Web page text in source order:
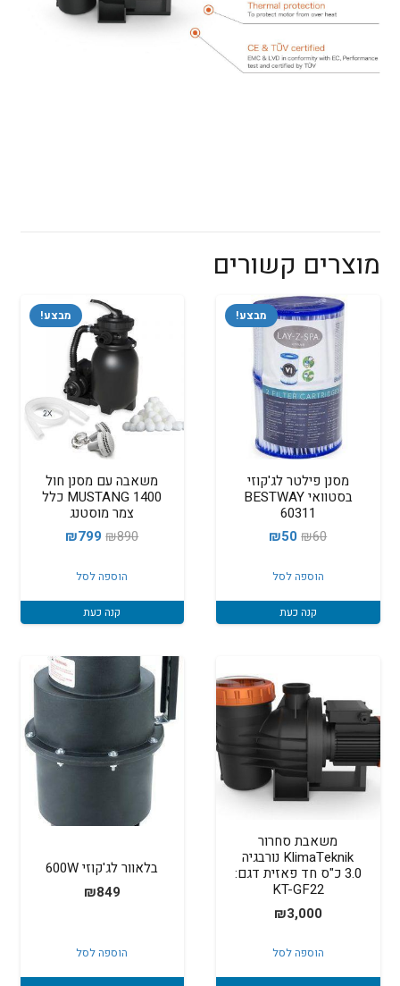
מוצרים קשורים
מבצע!
מסנן פילטר לג'קוזי
בסטוואי BESTWAY
60311
₪60
המחיר
היה:
₪60.
₪50
המחיר
₪50.
הוספה לסל
קנה כעת
מבצע!
משאבה עם מסנן חול
1400 MUSTANG כלל
צמר מוסטנג
₪890
המחיר
היה:
₪890.
₪799
המחיר
₪799.
הוספה לסל
קנה כעת
משאבת סחרור
KlimaTeknik נורבגיה
3.0 כ"ס חד פאזית דגם:
KT-GF22
₪3,000
הוספה לסל
בלאוור לג'קוזי 600W
₪849
הוספה לסל